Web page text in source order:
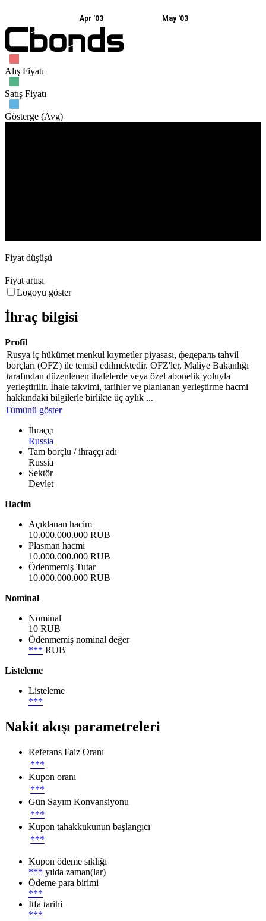
Apr '03 May '03
Alış Fiyatı
Satış Fiyatı
Gösterge (Avg)
Fiyat düşüşü
Fiyat artışı
Logoyu göster
İhraç bilgisi
Profil
Rusya iç hükümet menkul kıymetler piyasası, федераль tahvil
borçları (OFZ) ile temsil edilmektedir. OFZ'ler, Maliye Bakanlığı
tarafından düzenlenen ihalelerde veya özel abonelik yoluyla
yerleştirilir. İhale takvimi, tarihler ve planlanan yerleştirme hacmi
hakkındaki bilgilerle birlikte üç aylık ...
Tümünü göster
İhraççı
Russia
Tam borçlu / ihraççı adı
Russia
Sektör
Devlet
Hacim
Açıklanan hacim
10.000.000.000 RUB
Plasman hacmi
10.000.000.000 RUB
Ödenmemiş Tutar
10.000.000.000 RUB
Nominal
Nominal
10 RUB
Ödenmemiş nominal değer
*** RUB
Listeleme
Listeleme
***
Nakit akışı parametreleri
Referans Faiz Oranı
***
Kupon oranı
***
Gün Sayım Konvansiyonu
***
Kupon tahakkukunun başlangıcı
***
Kupon ödeme sıklığı
*** yılda zaman(lar)
Ödeme para birimi
***
İtfa tarihi
***